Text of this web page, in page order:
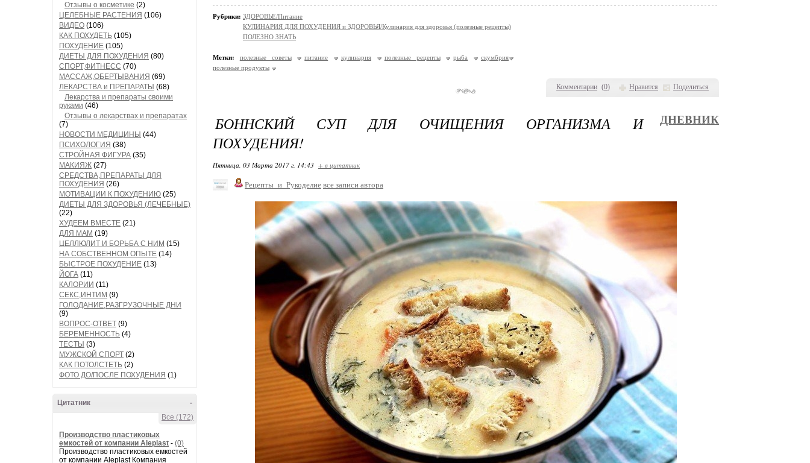
Отзывы о косметике (2)
ЦЕЛЕБНЫЕ РАСТЕНИЯ (106)
ВИДЕО (106)
КАК ПОХУДЕТЬ (105)
ПОХУДЕНИЕ (105)
ДИЕТЫ ДЛЯ ПОХУДЕНИЯ (80)
СПОРТ,ФИТНЕСС (70)
МАССАЖ,ОБЕРТЫВАНИЯ (69)
ЛЕКАРСТВА и ПРЕПАРАТЫ (68)
Лекарства и препараты своими
руками (46)
Отзывы о лекарствах и препаратах
(7)
НОВОСТИ МЕДИЦИНЫ (44)
ПСИХОЛОГИЯ (38)
СТРОЙНАЯ ФИГУРА (35)
МАКИЯЖ (27)
СРЕДСТВА,ПРЕПАРАТЫ ДЛЯ
ПОХУДЕНИЯ (26)
МОТИВАЦИИ К ПОХУДЕНИЮ (25)
ДИЕТЫ ДЛЯ ЗДОРОВЬЯ (ЛЕЧЕБНЫЕ)
(22)
ХУДЕЕМ ВМЕСТЕ (21)
ДЛЯ МАМ (19)
ЦЕЛЛЮЛИТ И БОРЬБА С НИМ (15)
НА СОБСТВЕННОМ ОПЫТЕ (14)
БЫСТРОЕ ПОХУДЕНИЕ (13)
ЙОГА (11)
КАЛОРИИ (11)
СЕКС,ИНТИМ (9)
ГОЛОДАНИЕ,РАЗГРУЗОЧНЫЕ ДНИ
(9)
ВОПРОС-ОТВЕТ (9)
БЕРЕМЕННОСТЬ (4)
ТЕСТЫ (3)
МУЖСКОЙ СПОРТ (2)
КАК ПОТОЛСТЕТЬ (2)
ФОТО ДО/ПОСЛЕ ПОХУДЕНИЯ (1)
-
Цитатник
Все (172)
Производство пластиковых
емкостей от компании Aleplast - (0)
Производство пластиковых емкостей
от компании Aleplast Компания
Комментарии (0) Нравится Поделиться
Рубрики: ЗДОРОВЬЕ/Питание
КУЛИНАРИЯ ДЛЯ ПОХУДЕНИЯ и ЗДОРОВЬЯ/Кулинария для здоровья (полезные рецепты)
ПОЛЕЗНО ЗНАТЬ
Метки: полезные советы питание кулинария полезные рецепты рыба
скумбрия
полезные продукты
БОННСКИЙ СУП ДЛЯ ОЧИЩЕНИЯ ОРГАНИЗМА И
ПОХУДЕНИЯ!
ДНЕВНИК
Пятница, 03 Марта 2017 г. 14:43 + в цитатник
Рецепты_и_Рукоделие все записи автора